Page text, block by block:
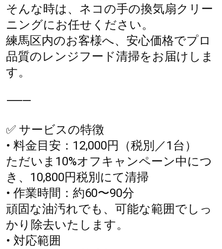
そんな時は、ネコの手の換気扇クリー
ニングにお任せください。
練馬区内のお客様へ、安心価格でプロ
品質のレンジフード清掃をお届けしま
す。
⸻
✅ サービスの特徴
• 料金目安：12,000円（税別／1台）
ただいま10%オフキャンペーン中につ
き、10,800円税別にて清掃
• 作業時間：約60〜90分
頑固な油汚れでも、可能な範囲でしっ
かり除去いたします。
• 対応範囲